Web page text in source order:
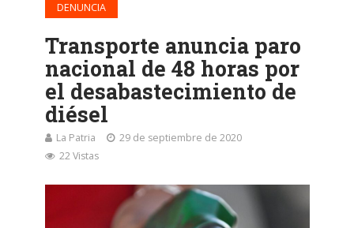
DENUNCIA
Transporte anuncia paro
nacional de 48 horas por
el desabastecimiento de
diésel
La Patria
29 de septiembre de 2020
22 Vistas